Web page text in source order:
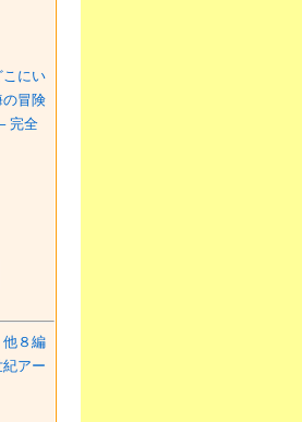
にい
冒険
完全
８編
紀アー